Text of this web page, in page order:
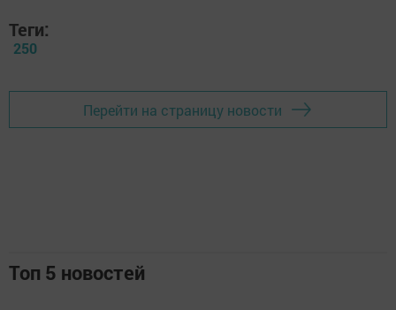
Теги:
250
Перейти на страницу новости
Топ 5 новостей